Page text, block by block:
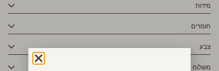
מידות
חומרים
צבע
משלוח